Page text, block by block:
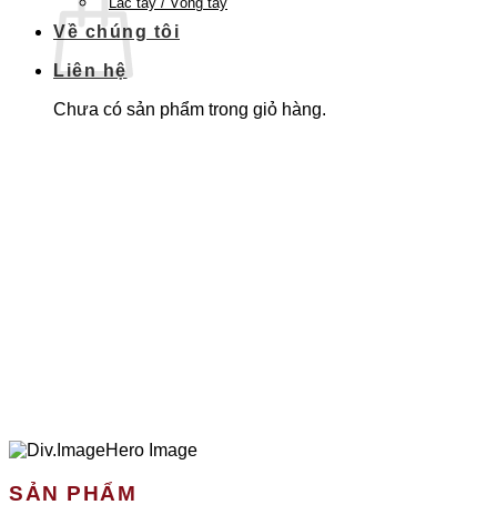
Chưa có sản phẩm trong giỏ hàng.
Về chúng tôi
Liên hệ
SẢN PHẨM